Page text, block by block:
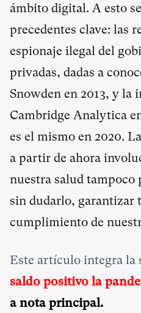
ámbito digital. A esto
precedentes clave: las
espionaje ilegal del
privadas, dadas a
Snowden en 2013, y la
Cambridge Analytica
es el mismo en 2020.
a partir de ahora
nuestra salud tampoco
sin dudarlo, garantizar
cumplimiento de
Este artículo integra la
saldo positivo la
a nota principal.